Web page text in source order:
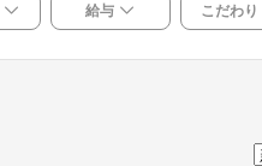
給与 こだわり